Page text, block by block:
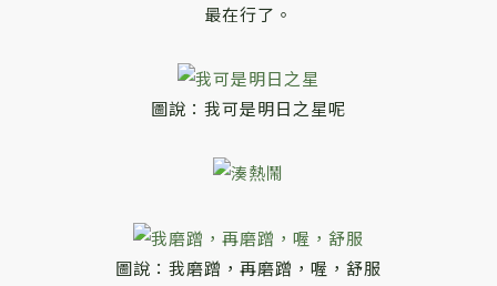
最在行了。
圖說：我可是明日之星呢
圖說：我磨蹭，再磨蹭，喔，舒服